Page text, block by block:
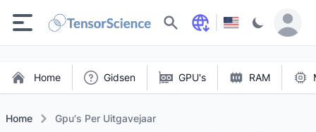
Zoeken
Home Gidsen GPU's RAM
Home Gpu's Per Uitgavejaar